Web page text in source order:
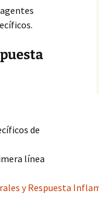
de
línea
y Respuesta